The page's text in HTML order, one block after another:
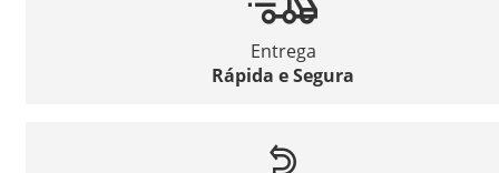
Entrega
Rápida e Segura